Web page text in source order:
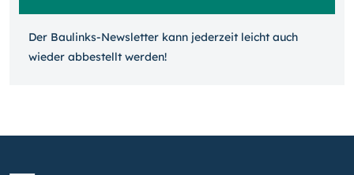
Der Baulinks-Newsletter kann jeder­zeit leicht auch
wieder ab­bestellt werden!